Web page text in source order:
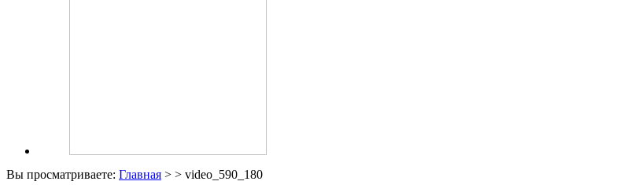
Вы просматриваете: Главная > > video_590_180